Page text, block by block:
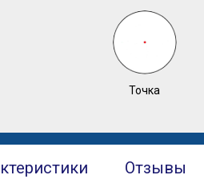
Точка
Отзывы